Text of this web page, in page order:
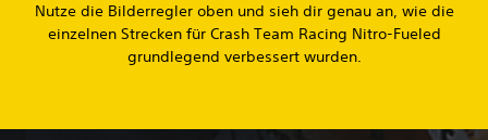
Nutze die Bilderregler oben und sieh dir genau an, wie die
einzelnen Strecken für Crash Team Racing Nitro-Fueled
grundlegend verbessert wurden.